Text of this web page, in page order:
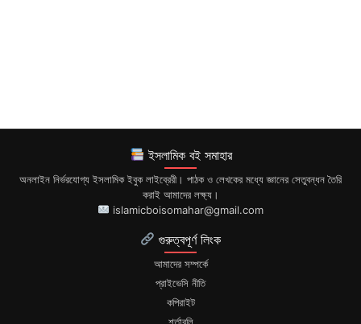
ইসলামিক বই সমাহার
অনলাইন নির্ভরযোগ্য ইসলামিক ইবুক লাইব্রেরী। পাঠক ও লেখকের মধ্যে জ্ঞানের সেতুবন্ধন তৈরি
করাই আমাদের লক্ষ্য।
islamicboisomahar@gmail.com
গুরুত্বপূর্ণ লিংক
আমাদের সম্পর্কে
প্রাইভেসি নীতি
কপিরাইট
শর্তাবলি